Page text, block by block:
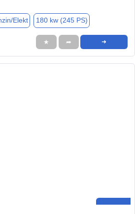
Elekt 180 kw (245 PS)
★ ➦ ➜